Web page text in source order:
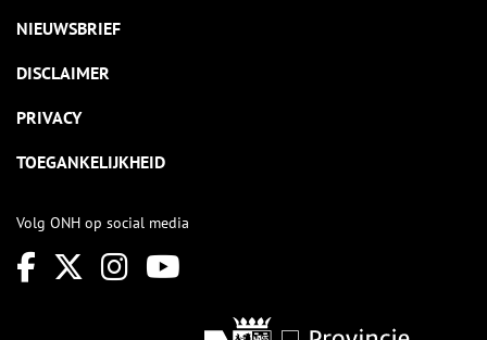
NIEUWSBRIEF
DISCLAIMER
PRIVACY
TOEGANKELIJKHEID
Volg ONH op social media